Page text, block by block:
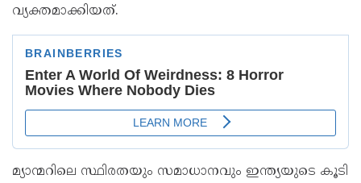
വ്യക്തമാക്കിയത്.
മ്യാന്മറിലെ സ്ഥിരതയും സമാധാനവും ഇന്ത്യയുടെ കൂടി